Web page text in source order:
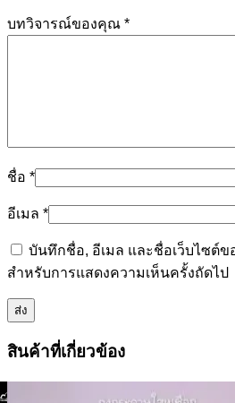
บทวิจารณ์ของคุณ *
ชื่อ *
อีเมล *
บันทึกชื่อ, อีเมล และชื่อเว็บไซต์ข
สำหรับการแสดงความเห็นครั้งถัดไป
สินค้าที่เกี่ยวข้อง